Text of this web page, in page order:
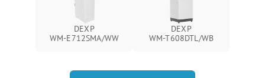
DEXP
WM‑E712SMA/WW
DEXP
WM‑T608DTL/WB